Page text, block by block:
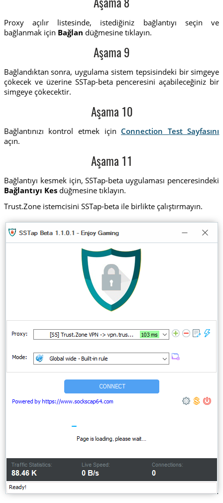
Aşama 8
Proxy açılır listesinde, istediğiniz bağlantıyı seçin ve
bağlanmak için Bağlan düğmesine tıklayın.
Aşama 9
Bağlandıktan sonra, uygulama sistem tepsisindeki bir simgeye
çökecek ve üzerine SSTap-beta penceresini açabileceğiniz bir
simgeye çökecektir.
Aşama 10
Bağlantınızı kontrol etmek için Connection Test Sayfasını
açın.
Aşama 11
Bağlantıyı kesmek için, SSTap-beta uygulaması penceresindeki
Bağlantıyı Kesdüğmesine tıklayın.
Trust.Zone istemcisini SSTap-beta ile birlikte çalıştırmayın.